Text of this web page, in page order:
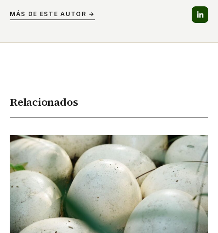
MÁS DE ESTE AUTOR →
Relacionados